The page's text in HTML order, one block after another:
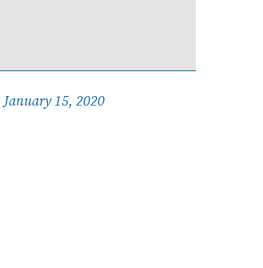
January 15, 2020